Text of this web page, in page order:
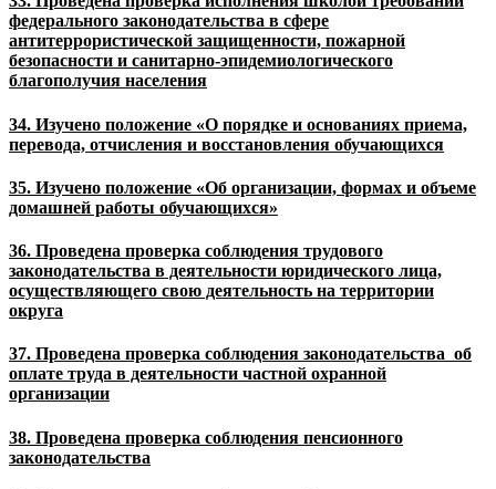
федерального законодательства в сфере
антитеррористической защищенности, пожарной
безопасности и санитарно-эпидемиологического
благополучия населения
34. Изучено положение «О порядке и основаниях приема,
перевода, отчисления и восстановления обучающихся
35. Изучено положение «Об организации, формах и объеме
домашней работы обучающихся»
36. Проведена проверка соблюдения трудового
законодательства в деятельности юридического лица,
осуществляющего свою деятельность на территории
округа
37. Проведена проверка соблюдения законодательства об
оплате труда в деятельности частной охранной
организации
38. Проведена проверка соблюдения пенсионного
законодательства